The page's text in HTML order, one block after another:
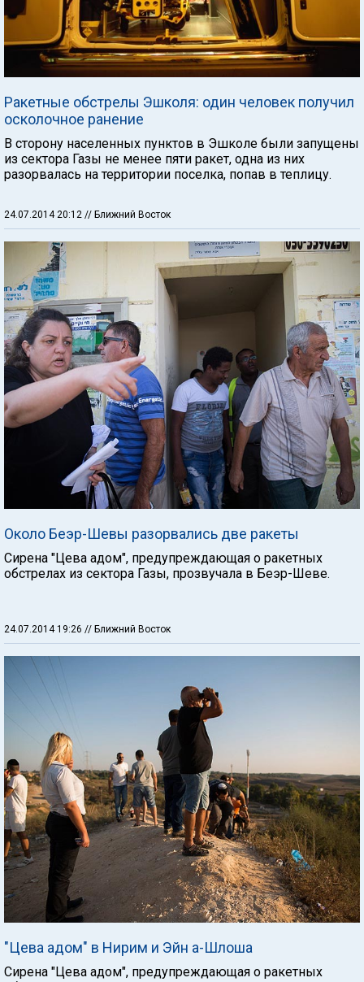
Ракетные обстрелы Эшколя: один человек получил
осколочное ранение
В сторону населенных пунктов в Эшколе были запущены
из сектора Газы не менее пяти ракет, одна из них
разорвалась на территории поселка, попав в теплицу.
24.07.2014 20:12 // Ближний Восток
Около Беэр-Шевы разорвались две ракеты
Сирена "Цева адом", предупреждающая о ракетных
обстрелах из сектора Газы, прозвучала в Беэр-Шеве.
24.07.2014 19:26 // Ближний Восток
"Цева адом" в Нирим и Эйн а-Шлоша
Сирена "Цева адом", предупреждающая о ракетных